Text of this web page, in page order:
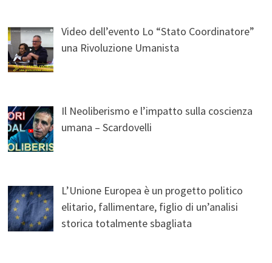
Video dell’evento Lo “Stato Coordinatore”
una Rivoluzione Umanista
Il Neoliberismo e l’impatto sulla coscienza
umana – Scardovelli
L’Unione Europea è un progetto politico
elitario, fallimentare, figlio di un’analisi
storica totalmente sbagliata